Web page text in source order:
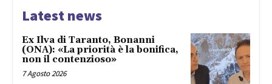
Latest news
Ex Ilva di Taranto, Bonanni
(ONA): «La priorità è la bonifica,
non il contenzioso»
7 Agosto 2026